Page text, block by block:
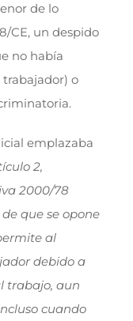
de lo
CE, un despido
no había
o
emplazaba
2,
2000/78
que se opone
al
debido a
trabajo, aun
cuando